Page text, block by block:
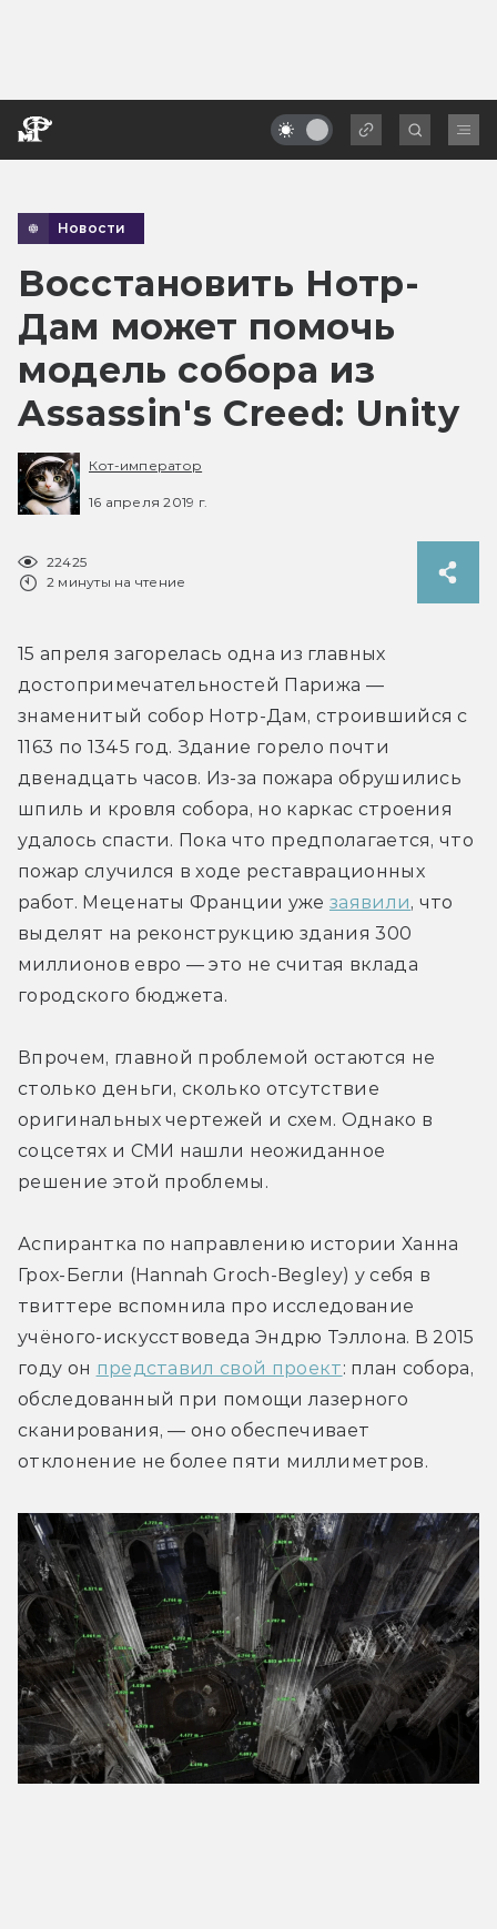
Новости
Восстановить Нотр-
Дам может помочь
модель собора из
Assassin's Creed: Unity
Кот-император
16 апреля 2019 г.
22425
2 минуты на чтение
15 апреля загорелась одна из главных
достопримечательностей Парижа —
знаменитый собор Нотр-Дам, строившийся с
1163 по 1345 год. Здание горело почти
двенадцать часов. Из-за пожара обрушились
шпиль и кровля собора, но каркас строения
удалось спасти. Пока что предполагается, что
пожар случился в ходе реставрационных
работ. Меценаты Франции уже заявили, что
выделят на реконструкцию здания 300
миллионов евро — это не считая вклада
городского бюджета.
Впрочем, главной проблемой остаются не
столько деньги, сколько отсутствие
оригинальных чертежей и схем. Однако в
соцсетях и СМИ нашли неожиданное
решение этой проблемы.
Аспирантка по направлению истории Ханна
Грох-Бегли (Hannah Groch-Begley) у себя в
твиттере вспомнила про исследование
учёного-искусствоведа Эндрю Тэллона. В 2015
году он представил свой проект: план собора,
обследованный при помощи лазерного
сканирования, — оно обеспечивает
отклонение не более пяти миллиметров.